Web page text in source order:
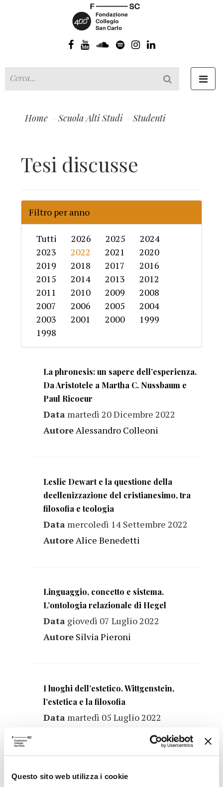
Questo sito web utilizza i cookie
Home Scuola Alti Studi Studenti
Tesi discusse
Filtro per anno
Tutti 2026 2025
2024
2023
2022 2021
2020
2019
2018 2017
2016
2015
2014 2013
2012
2011
2010 2009
2008
2007
2006 2005
2004
2003
2001 2000
1999
1998
La phronesis: un sapere dell’esperienza.
Da Aristotele a Martha C. Nussbaum e
Paul Ricoeur
Data martedì 20 Dicembre 2022
AutoreAlessandro Colleoni
Leslie Dewart e la questione della
deellenizzazione del cristianesimo, tra
filosofia e teologia
Data mercoledì 14 Settembre 2022
AutoreAlice Benedetti
Linguaggio, concetto e sistema.
L’ontologia relazionale di Hegel
Data giovedì 07 Luglio 2022
Autore Silvia Pieroni
I luoghi dell’estetico. Wittgenstein,
l’estetica e la filosofia
Data martedì 05 Luglio 2022